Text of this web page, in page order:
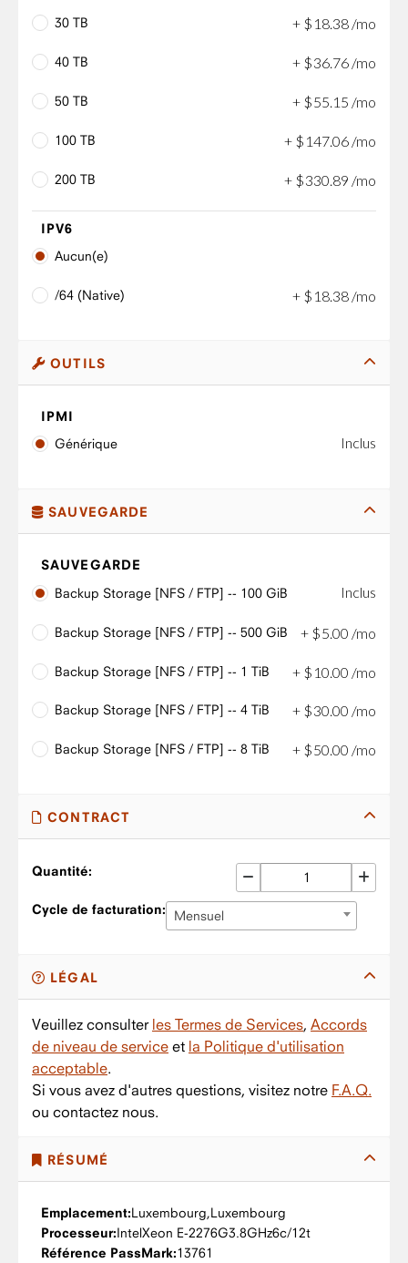
30 TB + $ 18.38 /mo
40 TB + $36.76 /mo
50 TB + $55.15 /mo
100 TB + $ 147.06 /mo
200 TB + $330 89 /mo
IPV6
Aucun(e)
/64 (Native) + $ 18.38 /mo
OUTILS
IPMI
Générique
Inclus
SAUVEGARDE
SAUVEGARDE
Backup Storage [NFS / FTP] -- 100 GiB
Inclus
Backup Storage [NFS / FTP] -- 500 GiB + $5 00 /mo
Backup Storage [NFS / FTP] -- 1 TiB + $ 10 00 /mo
Backup Storage [NFS / FTP] -- 4 TiB + $30.00 /mo
Backup Storage [NFS / FTP] -- 8 TiB + $50.00 /mo
CONTRACT
Quantité:
Cycle de facturation: Mensuel
LÉGAL
Veuillez consulter les Termes de Services, Accords
de niveau de service et la Politique d'utilisation
acceptable.
Si vous avez d'autres questions, visitez notre F.A.Q.
ou contactez nous.
RÉSUMÉ
Emplacement:Luxembourg,Luxembourg
Processeur:IntelXeon E-2276G3.8GHz6c/12t
Référence PassMark:13761